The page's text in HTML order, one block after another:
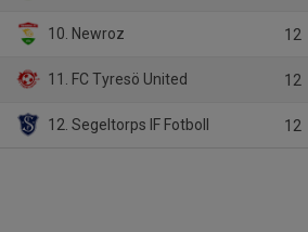
10. Newroz 12
11. FC Tyresö United 12
12. Segeltorps IF Fotboll 12